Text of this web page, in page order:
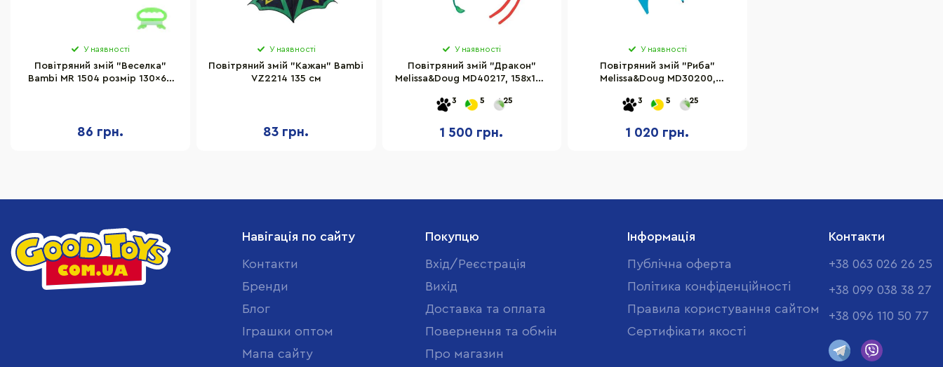
У наявності
Повітряний змій "Веселка"
Bambi MR 1504 розмір 130×69
86 грн.
У наявності
Повітряний змій "Кажан" Bambi
VZ2214 135 см
83 грн.
У наявності
Повітряний змій "Дракон"
Melissa&Doug MD40217, 158х140
3 5 25
1 500 грн.
У наявності
Повітряний змій "Риба"
Melissa&Doug MD30200,
3 5 25
1 020 грн.
Навігація по сайту
Контакти
Бренди
Блог
Іграшки оптом
Мапа сайту
Покупцю
Вхід/Реєстрація
Вихід
Доставка та оплата
Повернення та обмін
Про магазин
Інформація
Публічна оферта
Політика конфіденційності
Правила користування сайтом
Cертифікати якості
Контакти
+38 063 026 26 25
+38 099 038 38 27
+38 096 110 50 77